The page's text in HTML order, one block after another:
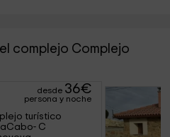
complejo Complejo
desde 36€
persona y noche
turístico
C